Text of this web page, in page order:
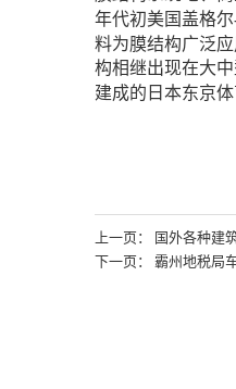
年代初美国盖格尔
料为膜结构广泛
构相继出现在大
建成的日本东京体
上一页： 国外各种建
下一页： 霸州地税局